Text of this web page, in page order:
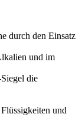
durch den Einsatz
und im
die
und